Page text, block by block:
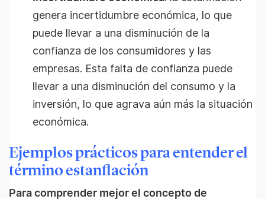
genera incertidumbre económica, lo que
puede llevar a una disminución de la
confianza de los consumidores y las
empresas. Esta falta de confianza puede
llevar a una disminución del consumo y la
inversión, lo que agrava aún más la situación
económica.
Ejemplos prácticos para entender el
término estanflación
Para comprender mejor el concepto de